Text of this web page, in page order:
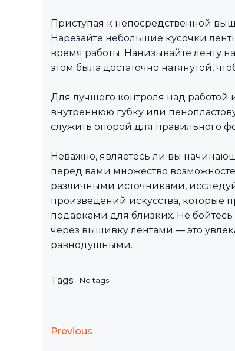
Приступая к непосредственной
Нарезайте небольшие кусочки
время работы. Нанизывайте ленту
этом была достаточно натянутой,
Для лучшего контроля над работой
внутреннюю губку или
служить опорой для правильного
Неважно, являетесь ли вы
перед вами множество
различными источниками,
произведений искусства, которые
подарками для близких. Не
через вышивку лентами — это
равнодушными.
Tags: No tags
Previous